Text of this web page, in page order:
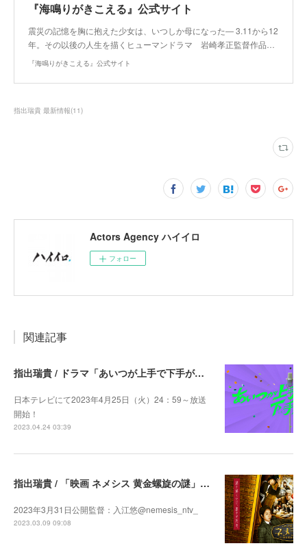
『海鳴りがきこえる』公式サイト
震災の記憶を胸に抱えた少女は、いつしか母になった― 3.11から12
年。その以後の人生を描くヒューマンドラマ 岩崎孝正監督作品…
『海鳴りがきこえる』公式サイト
指出瑞貴 最新情報(11)
Actors Agency ハイイロ
フォロー
関連記事
指出瑞貴 / ドラマ「あいつが上手で下手が僕で シーズン2」レギュラー出演
日本テレビにて2023年4月25日（火）24：59～放送
開始！
2023.04.24 03:39
指出瑞貴 / 「映画 ネメシス 黄金螺旋の謎」出演決定
2023年3月31日公開監督：入江悠@nemesis_ntv_
2023.03.09 09:08